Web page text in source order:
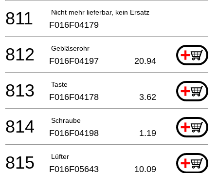
Nicht mehr lieferbar, kein Ersatz
811 F016F04179
Gebläserohr +
812 F016F04197 20.94
Taste +
813 F016F04178 3.62
Schraube +
814 F016F04198 1.19
Lüfter +
815 F016F05643 10.09